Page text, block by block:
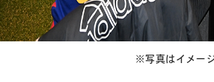
※写真はイメー